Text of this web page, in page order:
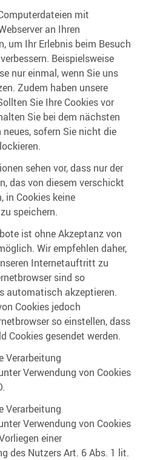
mit
an Ihren
um Ihr Erlebnis beim Besuch
Beispielsweise
nur einmal, wenn Sie uns
Zudem haben unsere
Sie Ihre Cookies vor
Sie bei dem nächsten
sofern Sie nicht die
sehen vor, dass nur der
das von diesem verschickt
in Cookies keine
speichern.
ist ohne Akzeptanz von
Wir empfehlen daher,
Internetauftritt zu
sind so
automatisch akzeptieren.
Cookies jedoch
so einstellen, dass
Cookies gesendet werden.
Verarbeitung
Verwendung von Cookies
Verarbeitung
Verwendung von Cookies
einer
des Nutzers Art. 6 Abs. 1 lit.